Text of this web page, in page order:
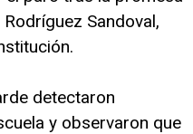
Sandoval,
detectaron
y observaron que